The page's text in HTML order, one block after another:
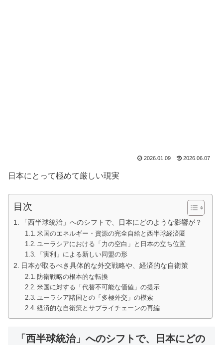
2026.01.09 2026.06.07
日本にとって極めて厳しい現実
目次
「西半球統治」へのシフトで、日本にどのような影響が？
米国のエネルギー・資源の完全自給と西半球経済圏
ユーラシアにおける「力の空白」と日本の立ち位置
「実利」による新しい同盟の形
日本が取るべき具体的な外交戦略や、経済的な自衛策
防衛戦略の根本的な転換
米国に対する「代替不可能な価値」の提示
ユーラシア諸国との「多極外交」の模索
経済的な自衛策とサプライチェーンの再編
「西半球統治」へのシフトで、日本にどの